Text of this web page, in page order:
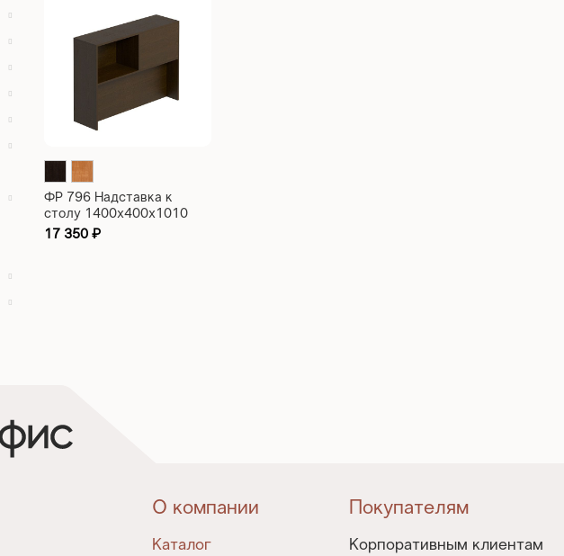
ФР 796 Надставка к
столу 1400х400х1010
17 350 ₽
О компании
Каталог
Покупателям
Корпоративным клиентам